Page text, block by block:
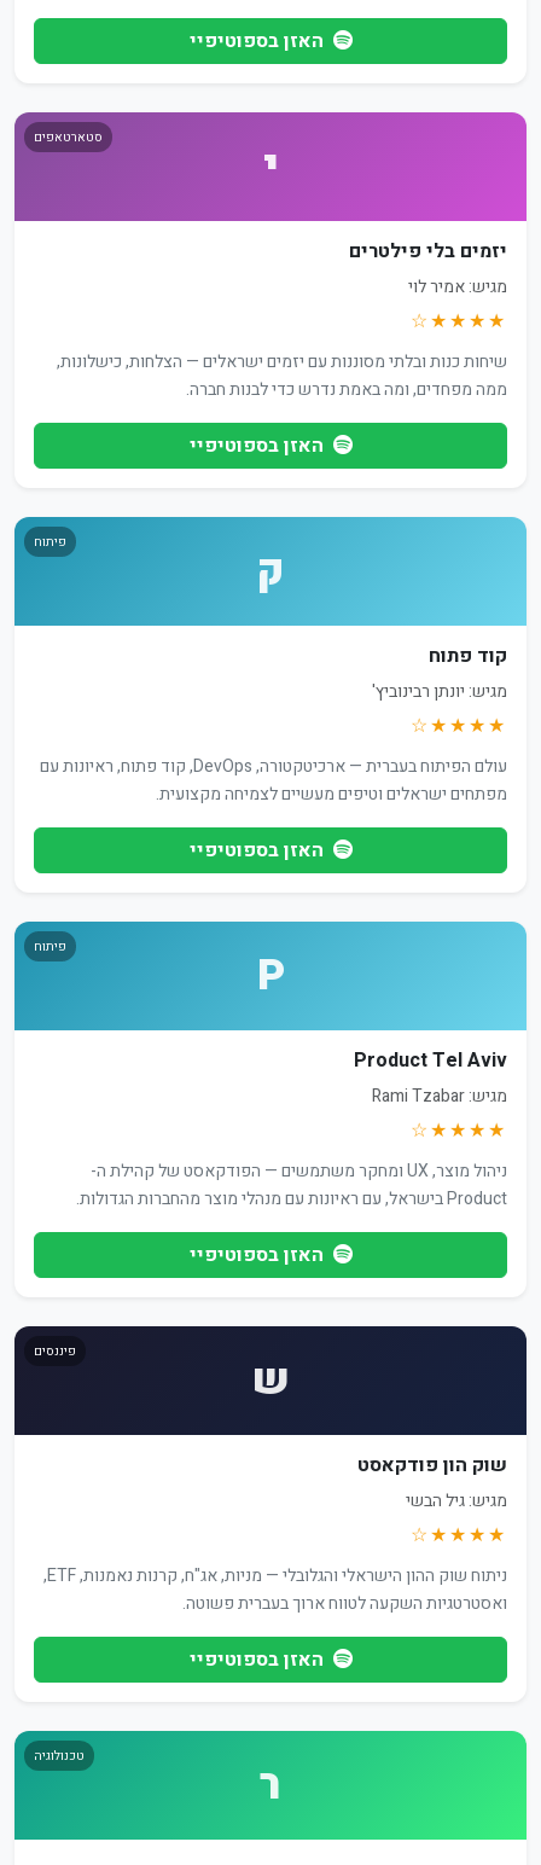
האזן בספוטיפיי
י סטארטאפים
יזמים בלי פילטרים
מגיש: אמיר לוי
★★★★☆
שיחות כנות ובלתי מסוננות עם יזמים ישראלים — הצלחות, כישלונות,
ממה מפחדים, ומה באמת נדרש כדי לבנות חברה.
האזן בספוטיפיי
ק פיתוח
קוד פתוח
מגיש: יונתן רבינוביץ'
★★★★☆
עולם הפיתוח בעברית — ארכיטקטורה, DevOps, קוד פתוח, ראיונות עם
מפתחים ישראלים וטיפים מעשיים לצמיחה מקצועית.
האזן בספוטיפיי
P פיתוח
Product Tel Aviv
מגיש: Rami Tzabar
★★★★☆
ניהול מוצר, UX ומחקר משתמשים — הפודקאסט של קהילת ה-
Product בישראל, עם ראיונות עם מנהלי מוצר מהחברות הגדולות.
האזן בספוטיפיי
ש פיננסים
שוק הון פודקאסט
מגיש: גיל הבשי
★★★★☆
ניתוח שוק ההון הישראלי והגלובלי — מניות, אג"ח, קרנות נאמנות, ETF,
ואסטרטגיות השקעה לטווח ארוך בעברית פשוטה.
האזן בספוטיפיי
ר טכנולוגיה